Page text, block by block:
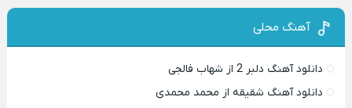
آهنگ محلی
دانلود آهنگ دلبر 2 از شهاب فالجی
دانلود آهنگ شقیقه از محمد محمدی